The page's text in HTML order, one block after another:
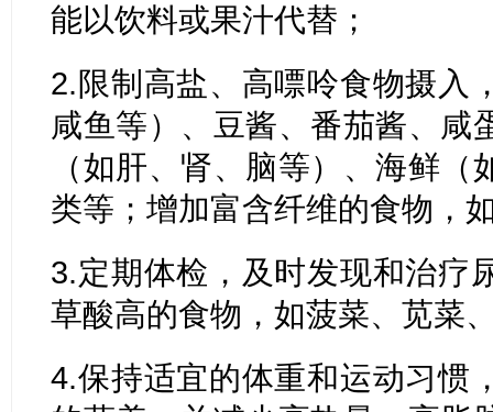
能以饮料或果汁代替；
2.限制高盐、高嘌呤食物摄入
咸鱼等）、豆酱、番茄酱、咸
（如肝、肾、脑等）、海鲜
类等；增加富含纤维的食物，
3.定期体检，及时发现和治疗
草酸高的食物，如菠菜、苋菜
4.保持适宜的体重和运动习惯